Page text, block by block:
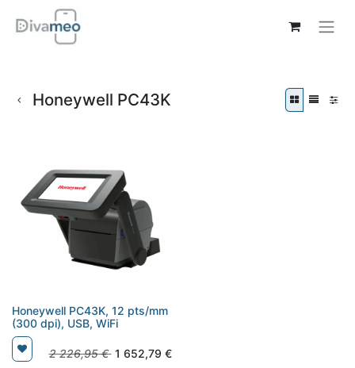
Honeywell PC43K
Honeywell PC43K, 12 pts/mm
(300 dpi), USB, WiFi
2 226,95€ 1 652,79 €